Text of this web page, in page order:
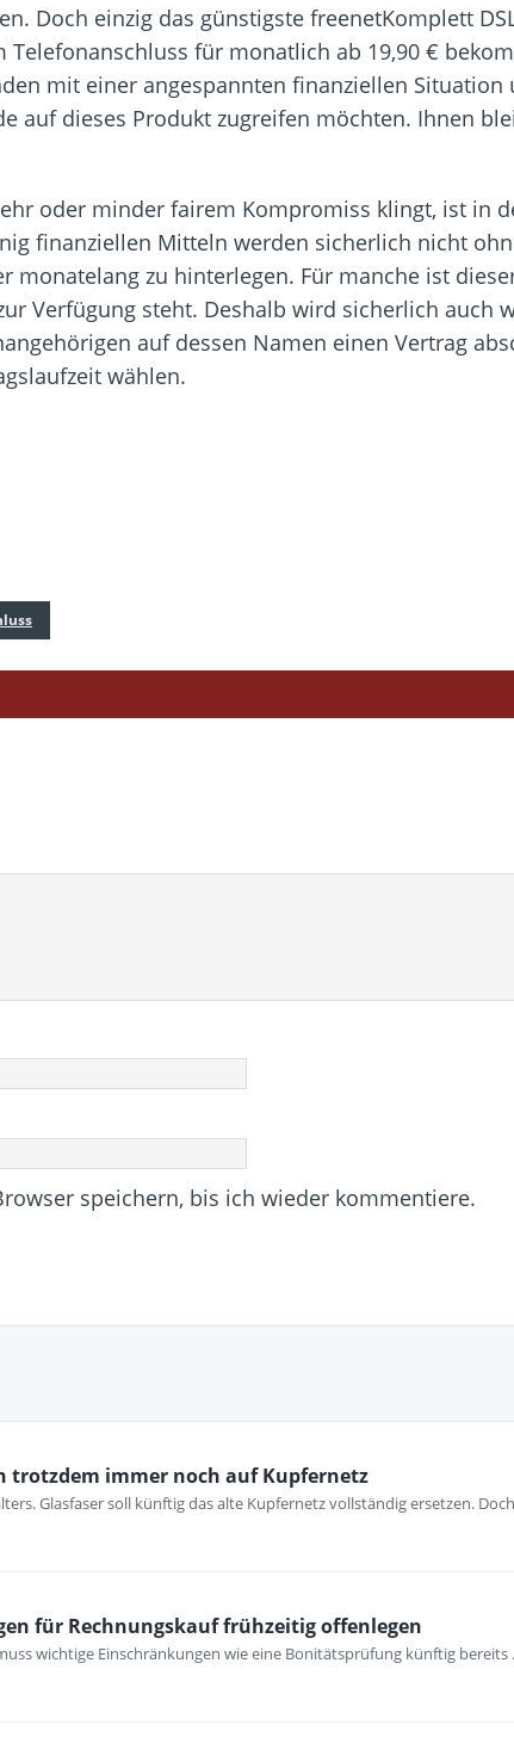
Doch einzig das günstigste freenetKomplett
Telefonanschluss für monatlich ab 19,90 €
mit einer angespannten finanziellen Situation
auf dieses Produkt zugreifen möchten. Ihnen
oder minder fairem Kompromiss klingt, ist in
finanziellen Mitteln werden sicherlich nicht
monatelang zu hinterlegen. Für manche ist
Verfügung steht. Deshalb wird sicherlich auch
auf dessen Namen einen Vertrag
wählen.
speichern, bis ich wieder kommentiere.
trotzdem immer noch auf Kupfernetz
Glasfaser soll künftig das alte Kupfernetz vollständig ersetzen.
für Rechnungskauf frühzeitig offenlegen
wichtige Einschränkungen wie eine Bonitätsprüfung künftig bereits